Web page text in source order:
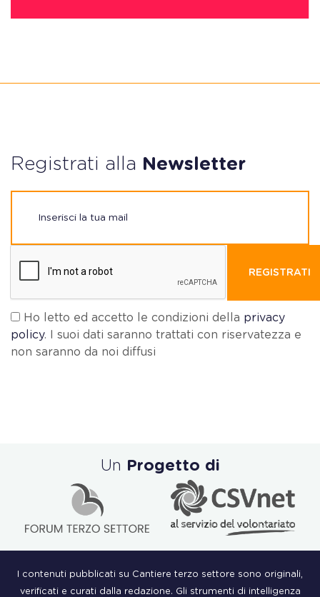
Registrati alla Newsletter
REGISTRATI
Ho letto ed accetto le condizioni della privacy
policy. I suoi dati saranno trattati con riservatezza e
non saranno da noi diffusi
Un Progetto di
I contenuti pubblicati su Cantiere terzo settore sono originali,
verificati e curati dalla redazione. Gli strumenti di intelligenza